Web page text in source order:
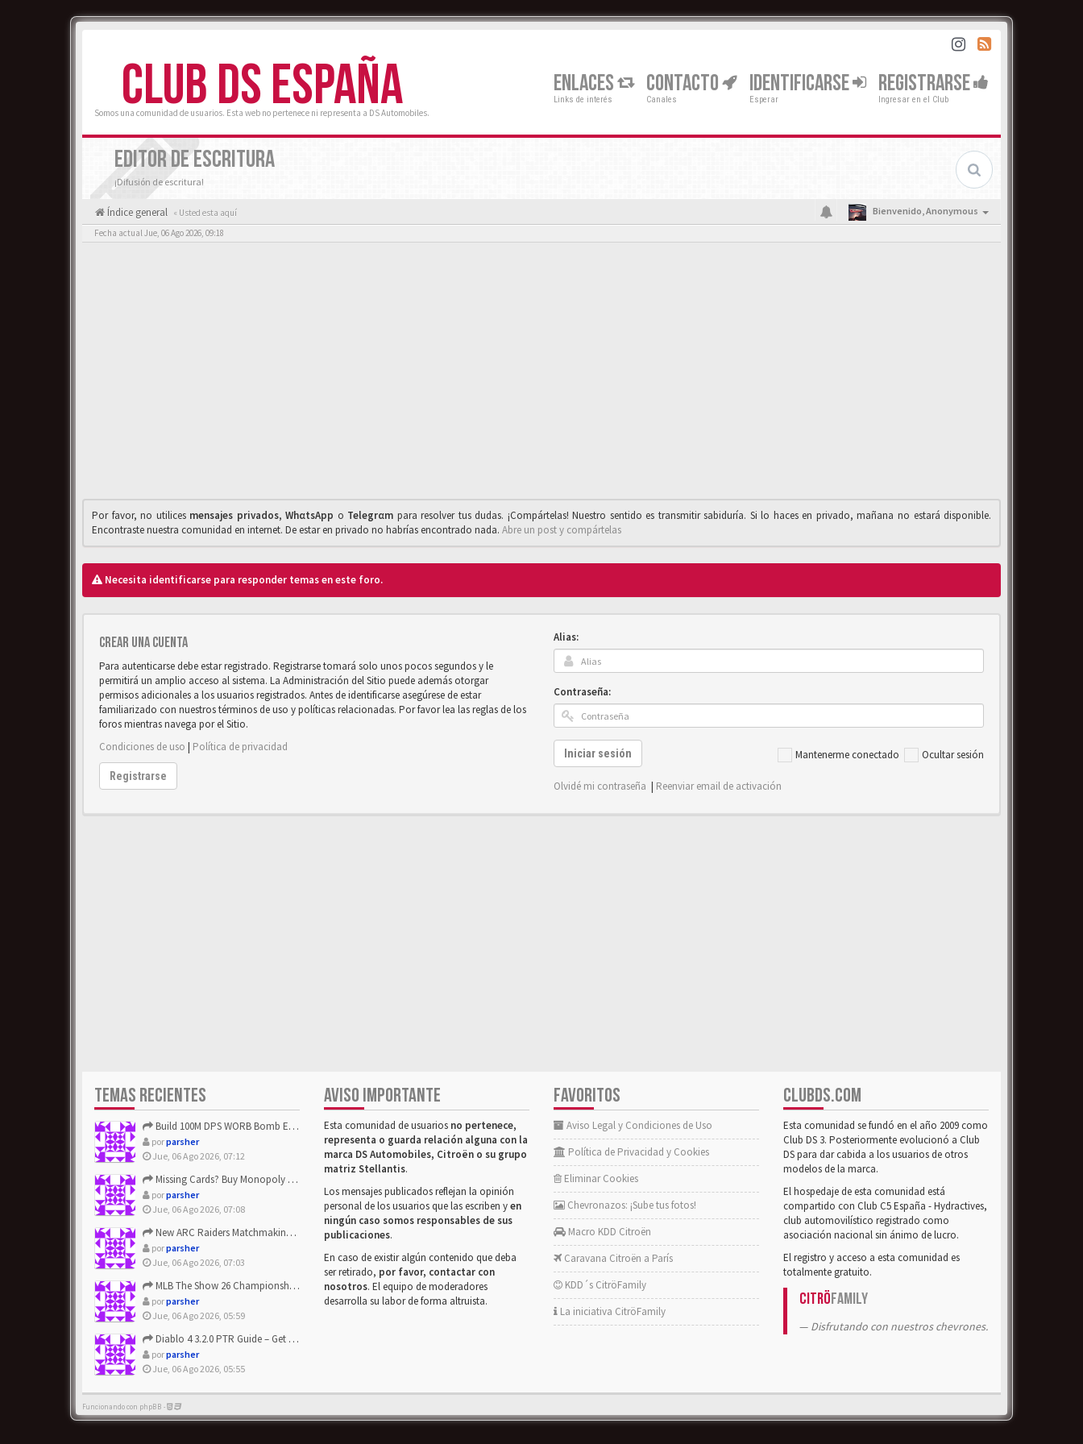
CLUB DS ESPAÑA
Somos una comunidad de usuarios. Esta web no pertenece ni representa a DS Automobiles.
ENLACES
Links de interés
CONTACTO
Canales
IDENTIFICARSE
Esperar
REGISTRARSE
Ingresar en el Club
EDITOR DE ESCRITURA
¡Difusión de escritura!
Índice general « Usted esta aquí Bienvenido,Anonymous
Fecha actual Jue, 06 Ago 2026, 09:18
Por favor, no utilices mensajes privados,WhαtsApp o Telegrαm para resolver tus dudas. ¡Compártelas! Nuestro sentido es transmitir sabiduría. Si lo haces en privado, mañana no estará disponible.
Encontraste nuestra comunidad en internet. De estar en privado no habrías encontrado nada. Abre un post y compártelas
Necesita identificarse para responder temas en este foro.
Crear una cuenta
Para autenticarse debe estar registrado. Registrarse tomará solo unos pocos segundos y le
permitirá un amplio acceso al sistema. La Administración del Sitio puede además otorgar
permisos adicionales a los usuarios registrados. Antes de identificarse asegúrese de estar
familiarizado con nuestros términos de uso y políticas relacionadas. Por favor lea las reglas de los
foros mientras navega por el Sitio.
Condiciones de uso | Política de privacidad
Registrarse
Alias:
Contraseña:
Mantenerme conectado Ocultar sesión
Iniciar sesión
Olvidé mi contraseña | Reenviar email de activación
TEMAS RECIENTES
Build 100M DPS WORB Bomb Elementalist Fast - Grab POE Curren...
porparsher
Jue, 06 Ago 2026, 07:12
Missing Cards? Buy Monopoly Go Happy Harvest with Looney Tun...
porparsher
Jue, 06 Ago 2026, 07:08
New ARC Raiders Matchmaking Update: Stop Failed - Grab Bluep...
porparsher
Jue, 06 Ago 2026, 07:03
MLB The Show 26 Championship Series Update! Get Cheap & ...
porparsher
Jue, 06 Ago 2026, 05:59
Diablo 4 3.2.0 PTR Guide – Get 8% Off Items Quickly to Test ...
porparsher
Jue, 06 Ago 2026, 05:55
AVISO IMPORTANTE
Esta comunidad de usuarios no pertenece,
representa o guarda relación alguna con la
marca DS Automobiles, Citroën o su grupo
matriz Stellantis.
Los mensajes publicados reflejan la opinión
personal de los usuarios que las escriben yen
ningún caso somos responsables de sus
publicaciones.
En caso de existir algún contenido que deba
ser retirado, por favor, contactar con
nosotros. El equipo de moderadores
desarrolla su labor de forma altruista.
FAVORITOS
Aviso Legal y Condiciones de Uso
Política de Privacidad y Cookies
Eliminar Cookies
Chevronazos: ¡Sube tus fotos!
Macro KDD Citroën
Caravana Citroën a París
KDD´s CitröFamily
La iniciativa CitröFamily
CLUBDS.COM
Esta comunidad se fundó en el año 2009 como
Club DS 3. Posteriormente evolucionó a Club
DS para dar cabida a los usuarios de otros
modelos de la marca.
El hospedaje de esta comunidad está
compartido con Club C5 España - Hydractives,
club automovilístico registrado como
asociación nacional sin ánimo de lucro.
El registro y acceso a esta comunidad es
totalmente gratuito.
CitröFamily
Disfrutando con nuestros chevrones.
Funcionando con phpBB -